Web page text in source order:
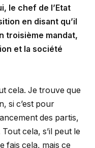
le chef de l’Etat
en disant qu’il
troisième mandat,
et la société
cela. Je trouve que
si c’est pour
des partis,
cela, s’il peut le
fais cela, mais ce